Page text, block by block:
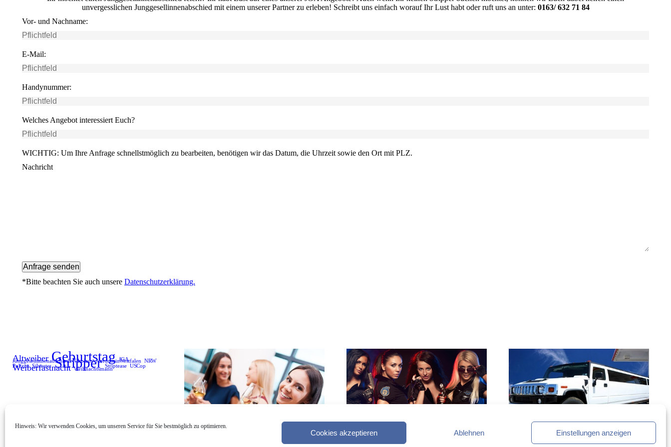
Hinweis: Wir verwenden Cookies, um unseren Service für Sie bestmöglich zu optimieren.
Cookies akzeptieren Ablehnen Einstellungen anzeigen
unvergesslichen Junggesellinnenabschied mit einem unserer Partner zu erleben! Schreibt uns einfach worauf Ihr Lust habt oder ruft uns an unter: 0163/ 632 71 84
Vor- und Nachname:
E-Mail:
Handynummer:
Welches Angebot interessiert Euch?
WICHTIG: Um Ihre Anfrage schnellstmöglich zu bearbeiten, benötigen wir das Datum, die Uhrzeit sowie den Ort mit PLZ.
Nachricht
*Bitte beachten Sie auch unsere Datenschutzerklärung.
Altweiber Geburtstag JGA
Junggesellinnenabschied Nikolaus Nordrhein Westfalen
NRW
Polizist Silvester Stripper Striptease US Cop
Weiberfastnacht Weihnachtsmann